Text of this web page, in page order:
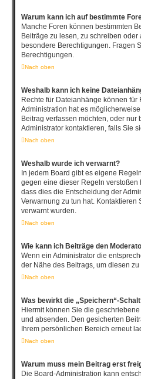
Warum kann ich auf bestimmte
Manche Foren können bestimmten
Beiträge zu lesen, zu schreiben
besondere Berechtigungen. Fragen
Berechtigungen.
Nach oben
Weshalb kann ich keine
Rechte für Dateianhänge können
Administration hat es
Beitrag verfassen möchten, oder
Administrator kontaktieren, falls Sie
Nach oben
Weshalb wurde ich verwarnt?
In jedem Board gibt es eigene
gegen eine dieser Regeln verstoßen
dass dies die Entscheidung der
Verwarnung zu tun hat. Kontaktieren
verwarnt wurden.
Nach oben
Wie kann ich Beiträge den
Wenn ein Administrator die
der Nähe des Beitrags, um diesen
Nach oben
Was bewirkt die „Speichern“-
Hiermit können Sie die
und absenden. Den gesicherten
Ihrem persönlichen Bereich erneut
Nach oben
Warum muss mein Beitrag erst
Die Board-Administration kann